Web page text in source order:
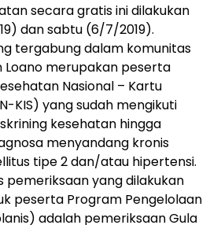
secara gratis ini dilakukan
dan sabtu (6/7/2019).
tergabung dalam komunitas
merupakan peserta
Nasional – Kartu
KIS) yang sudah mengikuti
kesehatan hingga
menyandang kronis
tipe 2 dan/atau hipertensi.
pemeriksaan yang dilakukan
peserta Program Pengelolaan
adalah pemeriksaan Gula